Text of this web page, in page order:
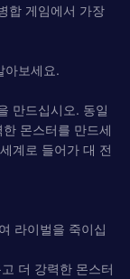
합 게임에서 가장
아보세요.
만드십시오. 동일
몬스터를 만드세
계로 들어가 대 전
라이벌을 죽이십
더 강력한 몬스터